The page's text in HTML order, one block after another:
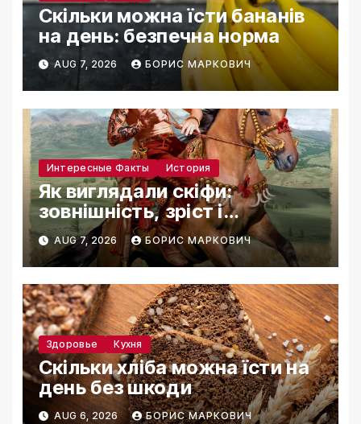
Скільки можна їсти бананів
на день: безпечна норма
AUG 7, 2026 БОРИС МАРКОВИЧ
Интересные Факты История
Як виглядали скіфи:
зовнішність, зріст і
реконструкції
AUG 7, 2026 БОРИС МАРКОВИЧ
Здоровье Кухня
Скільки хліба можна їсти на
день без шкоди
AUG 6, 2026 БОРИС МАРКОВИЧ